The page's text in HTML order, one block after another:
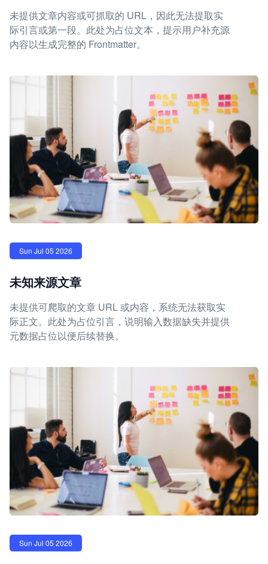
未提供文章内容或可抓取的 URL，因此无法提取实
际引言或第一段。此处为占位文本，提示用户补充源
内容以生成完整的 Frontmatter。
Sun Jul 05 2026
未知来源文章
未提供可爬取的文章 URL 或内容，系统无法获取实
际正文。此处为占位引言，说明输入数据缺失并提供
元数据占位以便后续替换。
Sun Jul 05 2026